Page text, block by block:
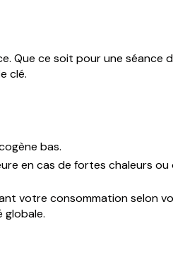
ce soit pour une séance
clé.
bas.
en cas de fortes chaleurs ou
votre consommation selon
globale.